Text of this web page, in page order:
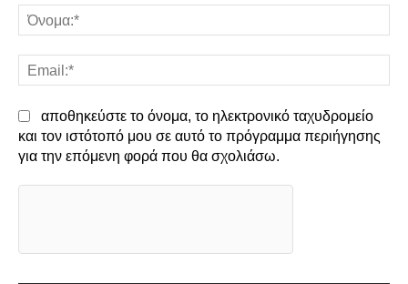
αποθηκεύστε το όνομα, το ηλεκτρονικό ταχυδρομείο
και τον ιστότοπό μου σε αυτό το πρόγραμμα περιήγησης
για την επόμενη φορά που θα σχολιάσω.